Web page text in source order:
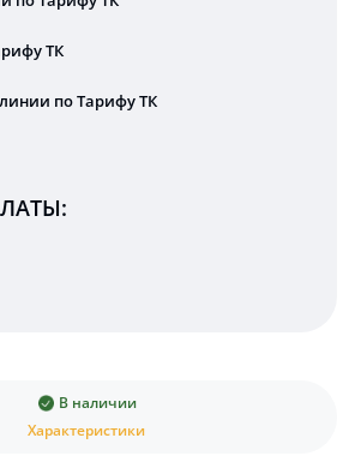
ТК
по Тарифу ТК
Характеристики
В наличии